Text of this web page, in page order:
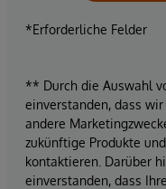
*Erforderliche Felder
** Durch die Auswahl
einverstanden, dass
andere
zukünftige Produkte
kontaktieren. Darüber
einverstanden, dass